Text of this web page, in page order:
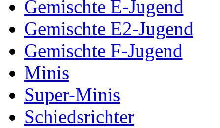
Gemischte E-Jugend
Gemischte E2-Jugend
Gemischte F-Jugend
Minis
Super-Minis
Schiedsrichter